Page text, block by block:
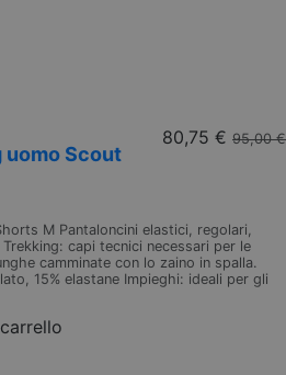
uomo Scout
80,75 € 95,00 €
M Pantaloncini elastici, regolari,
capi tecnici necessari per le
camminate con lo zaino in spalla.
15% elastane Impieghi: ideali per gli